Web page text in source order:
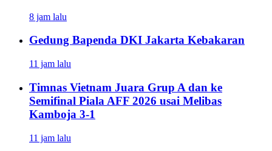
8 jam lalu
Gedung Bapenda DKI Jakarta Kebakaran
11 jam lalu
Timnas Vietnam Juara Grup A dan ke
Semifinal Piala AFF 2026 usai Melibas
Kamboja 3-1
11 jam lalu